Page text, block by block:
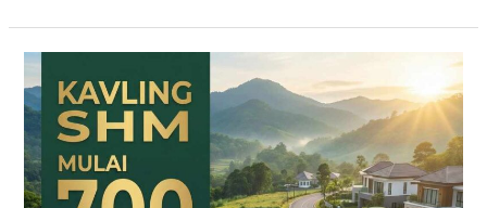
HARMONI
PRIME
EAST
BOGOR
–
KAVLING